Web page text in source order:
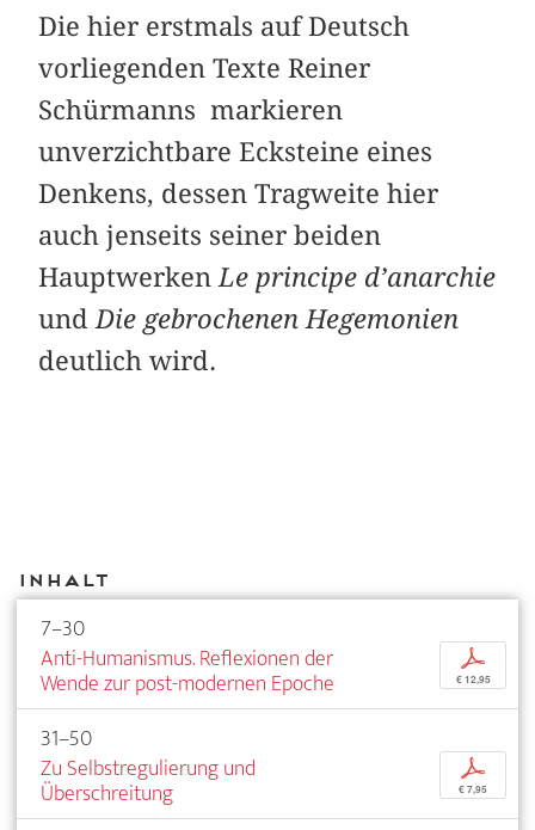
Die hier erstmals auf Deutsch
vorliegenden Texte Reiner
Schürmanns markieren
unverzichtbare Ecksteine eines
Denkens, dessen Tragweite hier
auch jenseits seiner beiden
Hauptwerken Le principe d’anarchie
und Die gebrochenen Hegemonien
deutlich wird.
Inhalt
7–30
Anti-Humanismus. Reflexionen der
Wende zur post-modernen Epoche
p
€ 12,95
31–50
Zu Selbstregulierung und
Überschreitung
p
€ 7,95